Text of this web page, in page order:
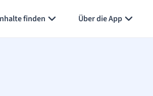
finden Über die App